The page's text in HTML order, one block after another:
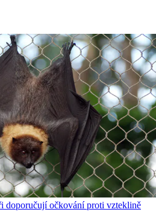
doporučují očkování proti vzteklině